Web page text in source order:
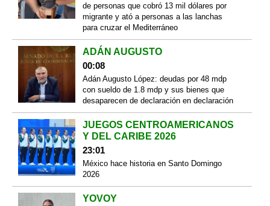
de personas que cobró 13 mil dólares por
migrante y ató a personas a las lanchas
para cruzar el Mediterráneo
ADÁN AUGUSTO
00:08
Adán Augusto López: deudas por 48 mdp
con sueldo de 1.8 mdp y sus bienes que
desaparecen de declaración en declaración
JUEGOS CENTROAMERICANOS
Y DEL CARIBE 2026
23:01
México hace historia en Santo Domingo
2026
YOVOY